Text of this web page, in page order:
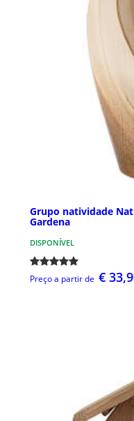
Grupo natividade
Gardena
DISPONÍVEL
Preço a partir de €